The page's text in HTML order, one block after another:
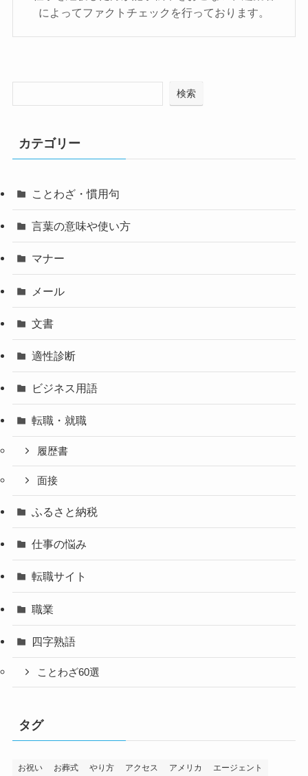
によってファクトチェックを行っております。
検索
カテゴリー
ことわざ・慣用句
言葉の意味や使い方
マナー
メール
文書
適性診断
ビジネス用語
転職・就職
履歴書
面接
ふるさと納税
仕事の悩み
転職サイト
職業
四字熟語
ことわざ60選
タグ
お祝い お葬式 やり方 アクセス アメリカ エージェント